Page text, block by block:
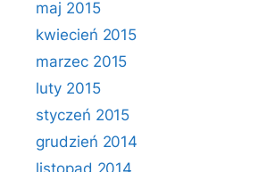
maj 2015
kwiecień 2015
marzec 2015
luty 2015
styczeń 2015
grudzień 2014
listopad 2014